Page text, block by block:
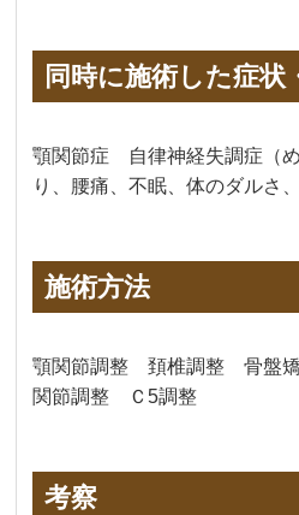
同時に施術した症状
顎関節症 自律神経失調症（
り、腰痛、不眠、体のダルさ
施術方法
顎関節調整 頚椎調整 骨盤
関節調整 Ｃ5調整
考察